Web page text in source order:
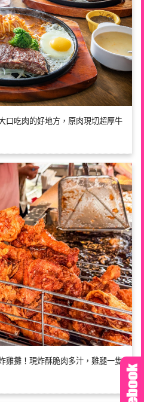
口吃肉的好地方，原肉現切超厚牛
雞攤！現炸酥脆肉多汁，雞腿一隻